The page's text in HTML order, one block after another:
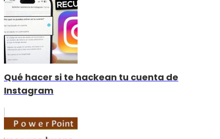
Qué hacer si te hackean tu cuenta de
Instagram